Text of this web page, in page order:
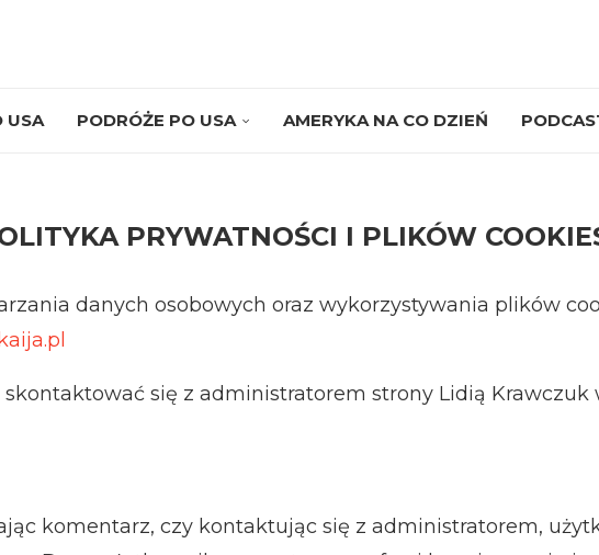
USA PODRÓŻE PO USA AMERYKA NA CO DZIEŃ
PRYWATNOŚCI I PLIKÓW
danych osobowych oraz wykorzystywania plików
się z administratorem strony Lidią Krawczuk
komentarz, czy kontaktując się z administratorem,